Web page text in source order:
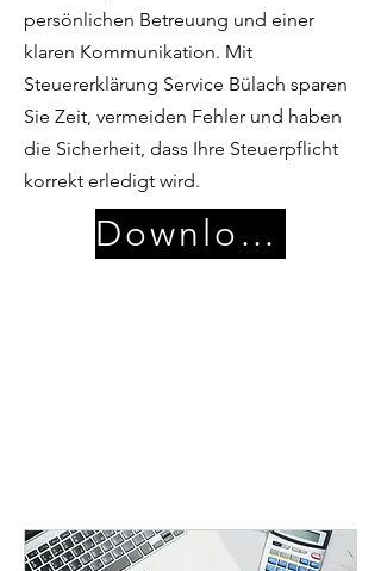
persönlichen Betreuung und einer
klaren Kommunikation. Mit
Steuererklärung Service Bülach sparen
Sie Zeit, vermeiden Fehler und haben
die Sicherheit, dass Ihre Steuerpflicht
korrekt erledigt wird.
Download